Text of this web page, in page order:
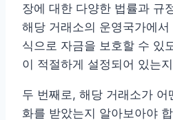
장에 대한 다양한 법률과 규
해당 거래소의 운영국가에
식으로 자금을 보호할 수 있
이 적절하게 설정되어 있는
두 번째로, 해당 거래소가 어
화를 받았는지 알아보아야